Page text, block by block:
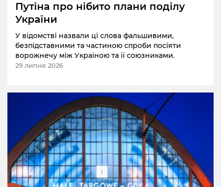
Путіна про нібито плани поділу
України
У відомстві назвали ці слова фальшивими,
безпідставними та частиною спроби посіяти
ворожнечу між Україною та її союзниками.
29 липня 2026